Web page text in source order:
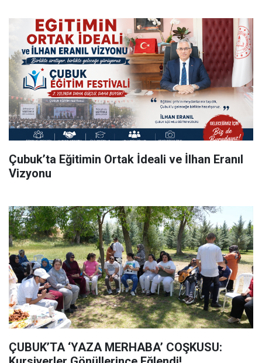
Çubuk’ta Eğitimin Ortak İdeali ve İlhan Eranıl
Vizyonu
ÇUBUK’TA ‘YAZA MERHABA’ COŞKUSU: